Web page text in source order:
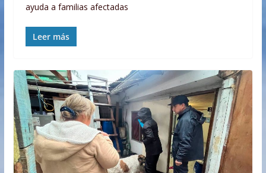
ayuda a familias afectadas
Leer más